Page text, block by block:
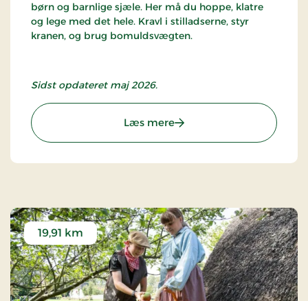
børn og barnlige sjæle. Her må du hoppe, klatre
og lege med det hele. Kravl i stilladserne, styr
kranen, og brug bomuldsvægten.
Sidst opdateret maj 2026.
Læs mere: Kulturmuseet
19,91 km